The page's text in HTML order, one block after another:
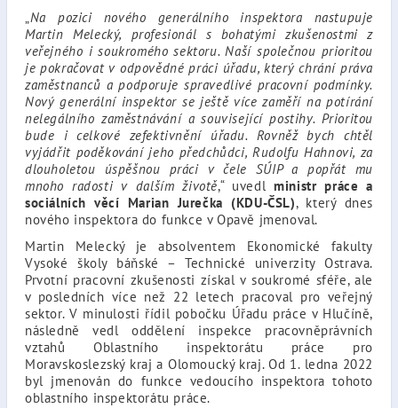
„Na pozici nového generálního inspektora nastupuje
Martin Melecký, profesionál s bohatými zkušenostmi z
veřejného i soukromého sektoru. Naší společnou prioritou
je pokračovat v odpovědné práci úřadu, který chrání práva
zaměstnanců a podporuje spravedlivé pracovní podmínky.
Nový generální inspektor se ještě více zaměří na potírání
nelegálního zaměstnávání a související postihy. Prioritou
bude i celkové zefektivnění úřadu. Rovněž bych chtěl
vyjádřit poděkování jeho předchůdci, Rudolfu Hahnovi, za
dlouholetou úspěšnou práci v čele SÚIP a popřát mu
mnoho radosti v dalším životě,“ uvedlministr práce a
sociálních věcí Marian Jurečka (KDU-ČSL), který dnes
nového inspektora do funkce v Opavě jmenoval.
Martin Melecký je absolventem Ekonomické fakulty
Vysoké školy báňské – Technické univerzity Ostrava.
Prvotní pracovní zkušenosti získal v soukromé sféře, ale
v posledních více než 22 letech pracoval pro veřejný
sektor. V minulosti řídil pobočku Úřadu práce v Hlučíně,
následně vedl oddělení inspekce pracovněprávních
vztahů Oblastního inspektorátu práce pro
Moravskoslezský kraj a Olomoucký kraj. Od 1. ledna 2022
byl jmenován do funkce vedoucího inspektora tohoto
oblastního inspektorátu práce.